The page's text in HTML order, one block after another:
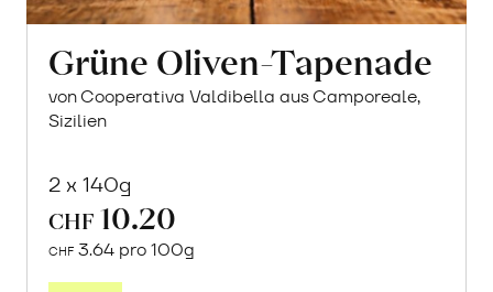
Grüne Oliven-Tapenade
von Cooperativa Valdibella aus Camporeale,
Sizilien
2 x 140g
CHF 10.20
CHF 3.64 pro 100g